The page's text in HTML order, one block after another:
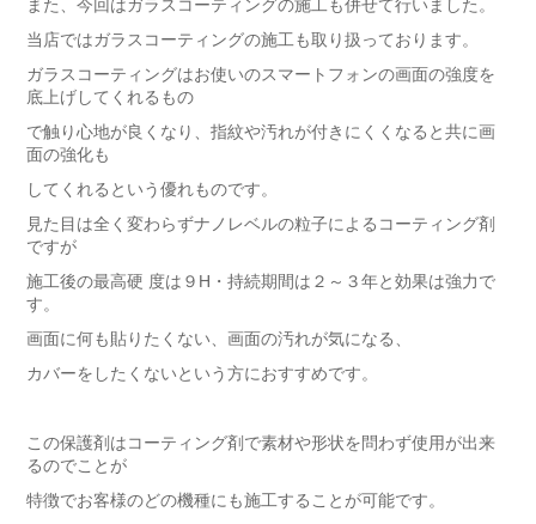
また、今回はガラスコーティングの施工も併せて行いました。
当店ではガラスコーティングの施工も取り扱っております。
ガラスコーティングはお使いのスマートフォンの画面の強度を
底上げしてくれるもの
で触り心地が良くなり、指紋や汚れが付きにくくなると共に画
面の強化も
してくれるという優れものです。
見た目は全く変わらずナノレベルの粒子によるコーティング剤
ですが
施工後の最高硬 度は９H・持続期間は２～３年と効果は強力で
す。
画面に何も貼りたくない、画面の汚れが気になる、
カバーをしたくないという方におすすめです。
この保護剤はコーティング剤で素材や形状を問わず使用が出来
るのでことが
特徴でお客様のどの機種にも施工することが可能です。